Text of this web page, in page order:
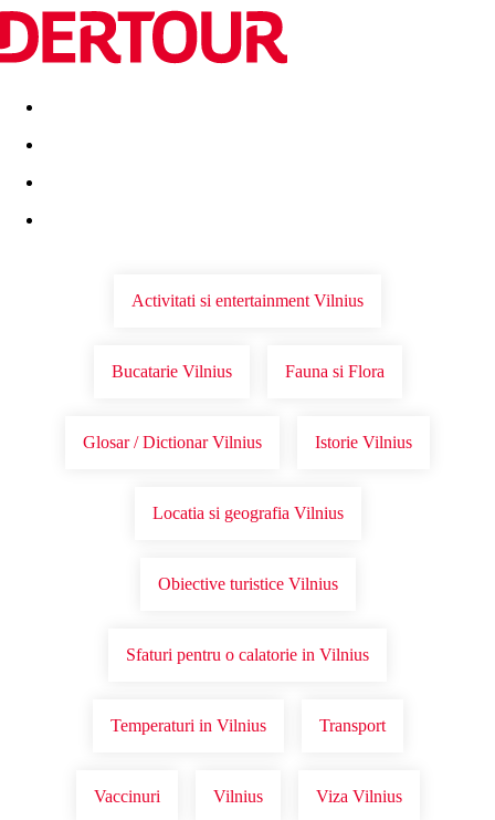
Destinatii Vacanta perfecta OFERTE DE NERATAT
Activitati si entertainment Vilnius
Bucatarie Vilnius Fauna si Flora
Glosar / Dictionar Vilnius Istorie Vilnius
Locatia si geografia Vilnius
Obiective turistice Vilnius
Sfaturi pentru o calatorie in Vilnius
Temperaturi in Vilnius Transport
Vaccinuri Vilnius Viza Vilnius